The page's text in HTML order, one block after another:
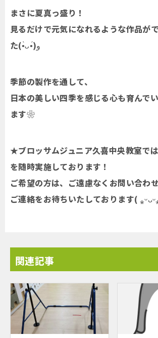
まさに夏真っ盛り！
見るだけで元気になれるような作品が
た(•̀ᴗ•́ )و
季節の製作を通して、
日本の美しい四季を感じる心も育んで
ます❀
★ブロッサムジュニア久喜中央教室で
を随時実施しております！
ご希望の方は、ご遠慮なくお問い合わ
ご連絡をお待ちいたしております(
関連記事